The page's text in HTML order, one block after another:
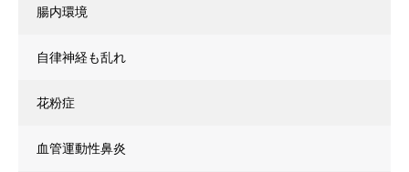
腸内環境
自律神経も乱れ
花粉症
血管運動性鼻炎